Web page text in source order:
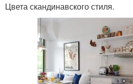
Цвета скандинавского стиля.